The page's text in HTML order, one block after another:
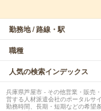
勤務地 / 路線・駅
職種
人気の検索インデックス
兵庫県芦屋市 - その他営業・販売
営する人材派遣会社のポータルサ
勤務時間、長期・短期などの希望